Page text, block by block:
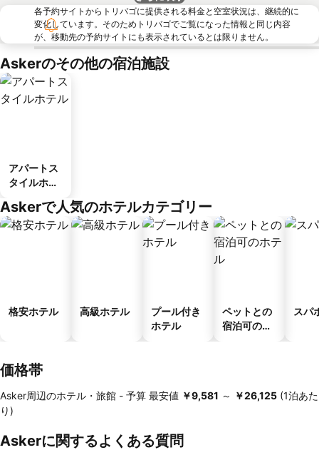
各予約サイトからトリバゴに提供される料金と空室状況は、継続的に
変化しています。そのためトリバゴでご覧になった情報と同じ内容
が、移動先の予約サイトにも表示されているとは限りません。
Askerのその他の宿泊施設
アパートス
タイルホテ
Askerで人気のホテルカテゴリー
格安ホテル 高級ホテル
プール付き
ホテル
ペットとの
宿泊可のホ
スパ
価格帯
Asker周辺のホテル・旅館 - 予算 最安値 ‎￥9,581 ～ ‎￥26,125 (1泊あた
り)
Askerに関するよくある質問